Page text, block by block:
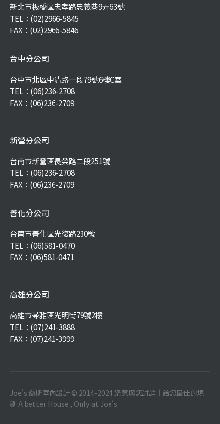
新北市板橋區忠孝路忠義巷9弄63號
TEL： (02)2966-5845
FAX：(02)2966-5846
台中分公司
台中市北區中清路一段79號6樓C室
TEL： (06)236-2708
FAX：(06)236-2709
新營分公司
台南市新營區長榮路二段251號
TEL： (06)236-2708
FAX：(06)236-2709
善化分公司
台南市善化區光復路230號
TEL： (06)581-0470
FAX：(06)581-0471
高雄分公司
高雄市苓雅區光明街79號2樓
TEL： (07)241-3888
FAX：(07)241-3999
Joe's 喬斯室內設計 © 2014-2024 樂意與您討論｜給您最佳的規
劃 A better House , Only at Joe's